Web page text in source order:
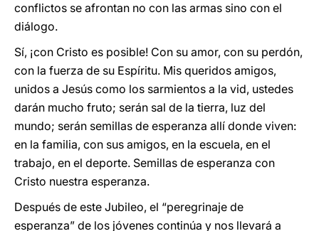
conflictos se afrontan no con las armas sino con el
diálogo.
Sí, ¡con Cristo es posible! Con su amor, con su perdón,
con la fuerza de su Espíritu. Mis queridos amigos,
unidos a Jesús como los sarmientos a la vid, ustedes
darán mucho fruto; serán sal de la tierra, luz del
mundo; serán semillas de esperanza allí donde viven:
en la familia, con sus amigos, en la escuela, en el
trabajo, en el deporte. Semillas de esperanza con
Cristo nuestra esperanza.
Después de este Jubileo, el “peregrinaje de
esperanza” de los jóvenes continúa y nos llevará a